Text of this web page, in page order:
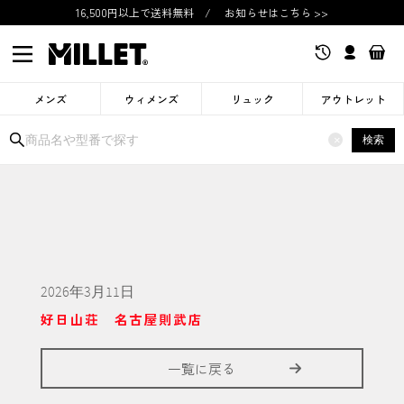
16,500円以上で送料無料 / お知らせはこちら >>
メンズ ウィメンズ リュック アウトレット
× 検索
2026年3月11日
好日山荘 名古屋則武店
一覧に戻る